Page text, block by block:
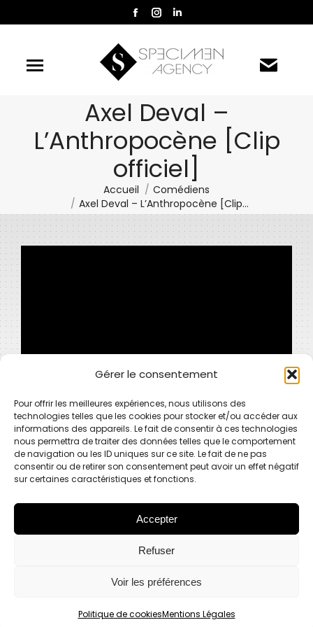
Gérer le consentement
Pour offrir les meilleures expériences, nous utilisons des
technologies telles que les cookies pour stocker et/ou accéder aux
informations des appareils. Le fait de consentir à ces technologies
nous permettra de traiter des données telles que le comportement
de navigation ou les ID uniques sur ce site. Le fait de ne pas
consentir ou de retirer son consentement peut avoir un effet négatif
sur certaines caractéristiques et fonctions.
Accepter
Refuser
Voir les préférences
Politique de cookiesMentions Légales
La
page
Facebook
s'ouvre
une
nouvelle
fenêtre
La
page
Instagram
s'ouvre
nouvelle
fenêtre
page
LinkedIn
s'ouvre
une
nouvelle
fenêtre
Axel Deval –
L’Anthropocène [Clip
officiel]
Accueil
Comédiens
Axel Deval – L’Anthropocène [Clip…
Partager cette article
Partager
WhatsApp
Partager
LinkedIn
Partager
Pinterest
PartagerPartager
© 2024 Specimen Agency
campus G.Méliès, 06150 Cannes la Bocca
-Mentions Légales